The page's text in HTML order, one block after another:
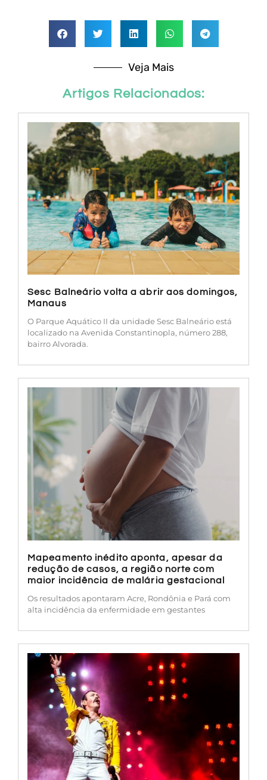
Veja Mais
Artigos Relacionados:
Sesc Balneário volta a abrir aos domingos,
Manaus
O Parque Aquático II da unidade Sesc Balneário está
localizado na Avenida Constantinopla, número 288,
bairro Alvorada.
Mapeamento inédito aponta, apesar da
redução de casos, a região norte com
maior incidência de malária gestacional
Os resultados apontaram Acre, Rondônia e Pará com
alta incidência da enfermidade em gestantes